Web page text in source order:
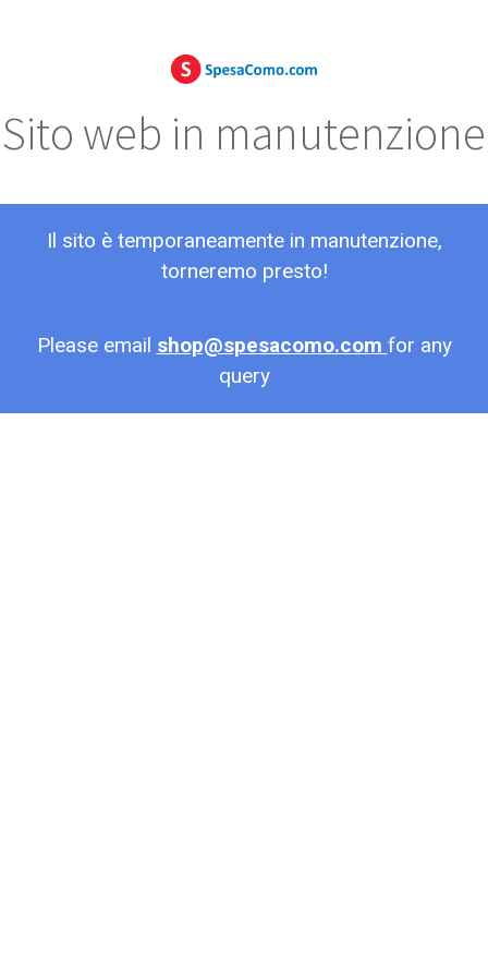
Sito web in manutenzione
Il sito è temporaneamente in manutenzione,
torneremo presto!
Please email shop@spesacomo.com for any
query